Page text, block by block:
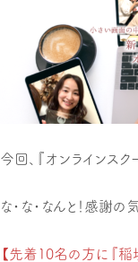
今回、『オンラインス
な・な・なんと！感謝
【先着10名の方に『稲